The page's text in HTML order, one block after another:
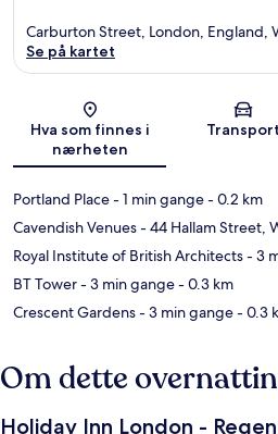
Kart
Carburton Street, London, England,
Se på kartet
Hva som finnes i
nærheten
Transport
Portland Place- 1 min gange- 0.2 km
Cavendish Venues - 44 Hallam Street,
Royal Institute of British Architects- 3
BT Tower- 3 min gange- 0.3 km
Crescent Gardens- 3 min gange- 0.3
Om dette
Holiday Inn London -